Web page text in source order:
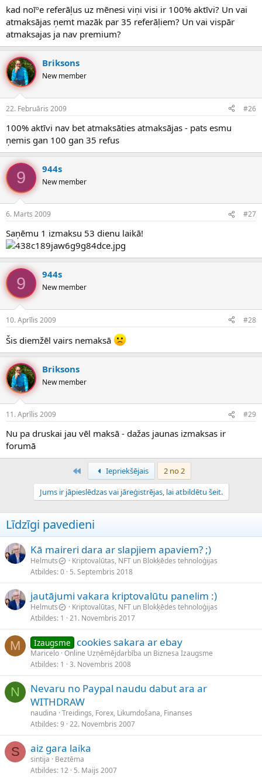
kad noīºe referāļus uz mēnesi viņi visi ir 100% aktīvi? Un vai
atmaksājas ņemt mazāk par 35 referāļiem? Un vai vispār
atmaksajas ja nav premium?
Briksons
New member
22. Februāris 2009 #26
100% aktīvi nav bet atmaksāties atmaksājas - pats esmu
ņemis gan 100 gan 35 refus
9 944s
New member
6. Marts 2009 #27
Saņēmu 1 izmaksu 53 dienu laikā!
9 944s
New member
10. Aprīlis 2009 #28
Šis diemžēl vairs nemaksā
Briksons
New member
11. Aprīlis 2009 #29
Nu pa druskai jau vēl maksā - dažas jaunas izmaksas ir
forumā
PirmaisIepriekšējais
2 no 2
Jums ir jāpieslēdzas vai jāreģistrējas, lai atbildētu šeit.
Līdzīgi pavedieni
Kā maireri dara ar slapjiem apaviem? ;)
Helmuts
Kriptovalūtas, NFT un Blokķēdes tehnoloģijas
Atbildes 0 5. Septembris 2018
jautājumi vakara kriptovalūtu panelim :)
Helmuts
Kriptovalūtas, NFT un Blokķēdes tehnoloģijas
Atbildes 1 21. Novembris 2017
M Izaugsme cookies sakara ar ebay
Maricelo Online Uzņēmējdarbība un Biznesa Izaugsme
Atbildes 1 3. Novembris 2008
N
Nevaru no Paypal naudu dabut ara ar
WITHDRAW
naudina Treidings, Forex, Likumdošana, Finanses
Atbildes 9 22. Novembris 2007
S aiz gara laika
sintija
Beztēma
Atbildes 12 5. Maijs 2007